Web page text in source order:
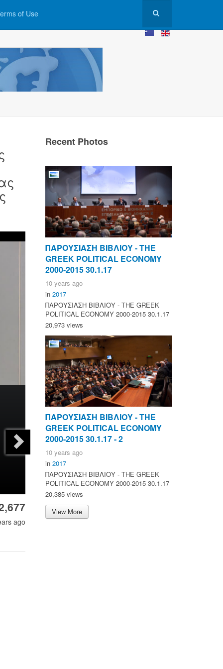
of Use
ago
Recent Photos
ΠΑΡΟΥΣΙΑΣΗ ΒΙΒΛΙΟΥ - ΤΗΕ
GREEK POLITICAL ECONOMY
2000-2015 30.1.17
10 years ago
in 2017
ΠΑΡΟΥΣΙΑΣΗ ΒΙΒΛΙΟΥ - ΤΗΕ GREEK
POLITICAL ECONOMY 2000-2015 30.1.17
20,973 views
ΠΑΡΟΥΣΙΑΣΗ ΒΙΒΛΙΟΥ - ΤΗΕ
GREEK POLITICAL ECONOMY
2000-2015 30.1.17 - 2
10 years ago
in 2017
ΠΑΡΟΥΣΙΑΣΗ ΒΙΒΛΙΟΥ - ΤΗΕ GREEK
POLITICAL ECONOMY 2000-2015 30.1.17
20,385 views
View More